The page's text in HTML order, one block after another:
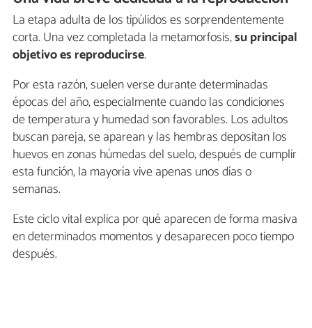
La etapa adulta de los tipúlidos es sorprendentemente
corta. Una vez completada la metamorfosis,su principal
objetivo es reproducirse.
Por esta razón, suelen verse durante determinadas
épocas del año, especialmente cuando las condiciones
de temperatura y humedad son favorables. Los adultos
buscan pareja, se aparean y las hembras depositan los
huevos en zonas húmedas del suelo, después de cumplir
esta función, la mayoría vive apenas unos días o
semanas.
Este ciclo vital explica por qué aparecen de forma masiva
en determinados momentos y desaparecen poco tiempo
después.